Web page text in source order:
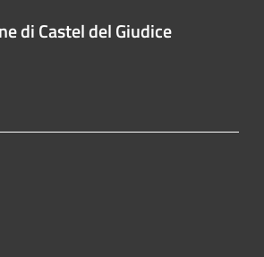
di Castel del Giudice